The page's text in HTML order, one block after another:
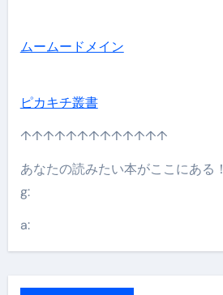
ムームードメイン
ピカキチ叢書
↑↑↑↑↑↑↑↑↑↑↑↑↑
あなたの読みたい本がここにある！
g:
a: